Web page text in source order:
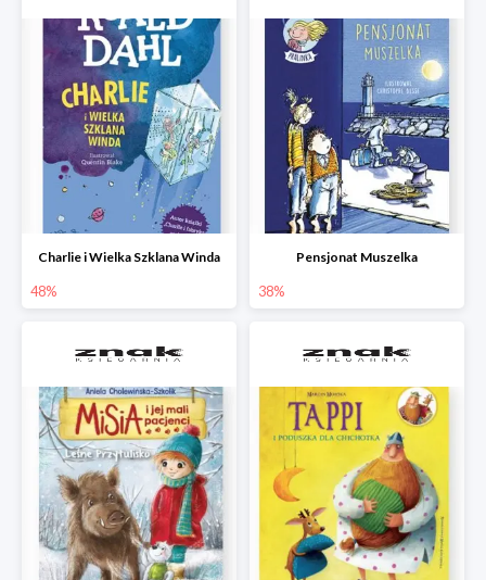
Charlie i Wielka Szklana Winda
48%
Pensjonat Muszelka
38%